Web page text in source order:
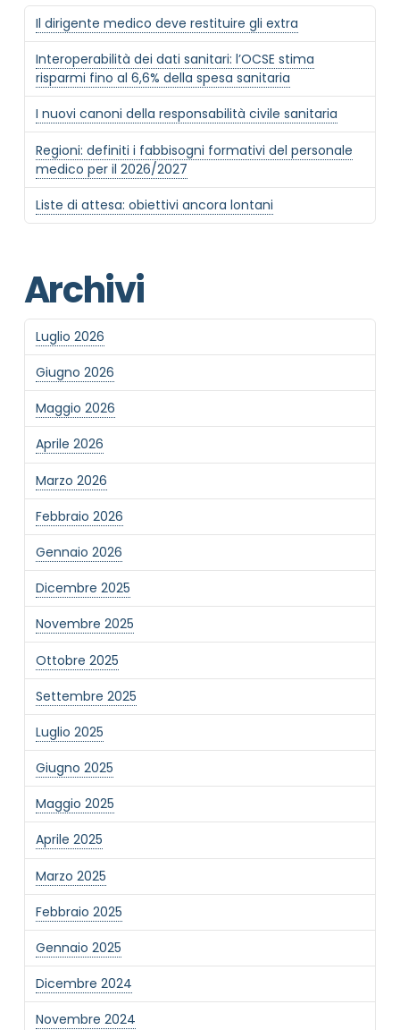
Il dirigente medico deve restituire gli extra
Interoperabilità dei dati sanitari: l’OCSE stima
risparmi fino al 6,6% della spesa sanitaria
I nuovi canoni della responsabilità civile sanitaria
Regioni: definiti i fabbisogni formativi del personale
medico per il 2026/2027
Liste di attesa: obiettivi ancora lontani
Archivi
Luglio 2026
Giugno 2026
Maggio 2026
Aprile 2026
Marzo 2026
Febbraio 2026
Gennaio 2026
Dicembre 2025
Novembre 2025
Ottobre 2025
Settembre 2025
Luglio 2025
Giugno 2025
Maggio 2025
Aprile 2025
Marzo 2025
Febbraio 2025
Gennaio 2025
Dicembre 2024
Novembre 2024
MOTIVO DEL CONTATTO*
Informativa Privacy*
Newsletter
Desidero rimanere aggiornato sulle ultime
novità dell'Associazione tramite l'iscrizione alla
newsletter